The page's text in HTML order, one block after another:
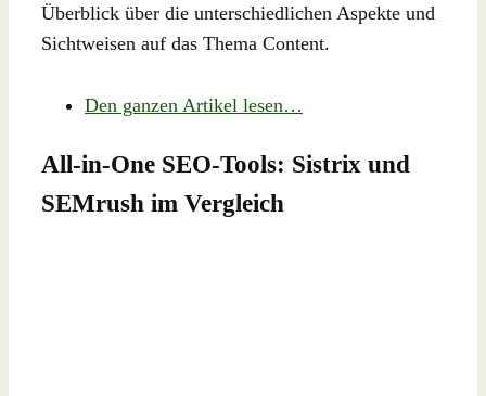
Überblick über die unterschiedlichen Aspekte und
Sichtweisen auf das Thema Content.
Den ganzen Artikel lesen…
All-in-One SEO-Tools: Sistrix und
SEMrush im Vergleich